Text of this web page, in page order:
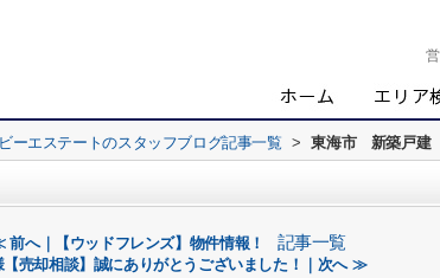
ーエステートのスタッフブログ記事一覧 > 東海市 新築戸建
前へ｜【ウッドフレンズ】物件情報！ 記事一覧
【売却相談】誠にありがとうございました！｜次へ ≫